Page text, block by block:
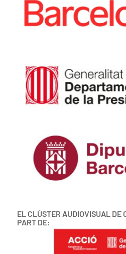
EL CLÚSTER AUDIOVISUAL DE
PART DE: